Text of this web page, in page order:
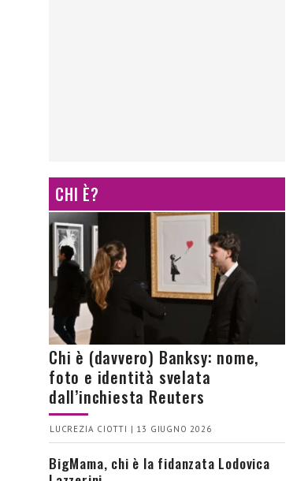
CHI È?
Chi è (davvero) Banksy: nome,
foto e identità svelata
dall’inchiesta Reuters
LUCREZIA CIOTTI | 13 GIUGNO 2026
BigMama, chi è la fidanzata Lodovica